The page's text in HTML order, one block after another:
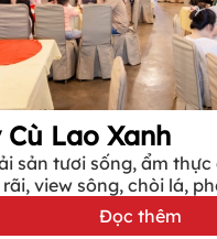
Cù Lao Xanh
sản tươi sống, ẩm
view sông, chòi lá,
Đọc thêm